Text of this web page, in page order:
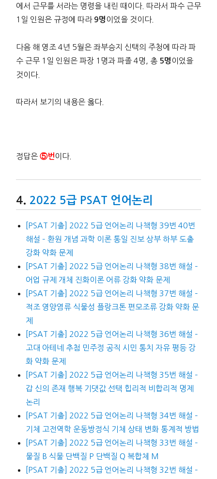
에서 근무를 서라는 명령을 내린 때이다. 따라서 파수 근무
1일 인원은 규정에 따라 9명 이었을 것이다.
다음 해 영조 4년 5월은 좌부승지 신택의 주청에 따라 파
수 근무 1일 인원은 파장 1명과 파졸 4명, 총 5명 이었을
것이다.
따라서 보기의 내용은 옳다.
정답은⑤번 이다.
2022 5급 PSAT 언어논리
[PSAT 기출] 2022 5급 언어논리 나책형 39번 40번
해설 – 환원 개념 과학 이론 통일 진보 상부 하부 도출
강화 약화 문제
[PSAT 기출] 2022 5급 언어논리 나책형 38번 해설 –
어업 규제 개체 진화이론 어류 강화 약화 문제
[PSAT 기출] 2022 5급 언어논리 나책형 37번 해설 –
적조 영양염류 식물성 플랑크톤 편모조류 강화 약화 문
제
[PSAT 기출] 2022 5급 언어논리 나책형 36번 해설 –
고대 아테네 추첨 민주정 공직 시민 통치 자유 평등 강
화 약화 문제
[PSAT 기출] 2022 5급 언어논리 나책형 35번 해설 –
갑 신의 존재 행복 기댓값 선택 힙리적 비합리적 명제
논리
[PSAT 기출] 2022 5급 언어논리 나책형 34번 해설 –
기체 고전역학 운동방정식 기체 상태 변화 통계적 방법
[PSAT 기출] 2022 5급 언어논리 나책형 33번 해설 –
물질 B 식물 단백질 P 단백질 Q 복합체 M
[PSAT 기출] 2022 5급 언어논리 나책형 32번 해설 –